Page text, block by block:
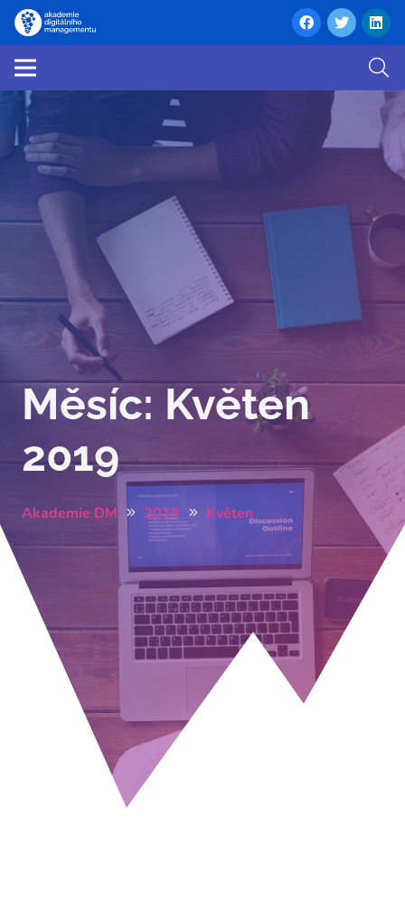
Měsíc: Květen
2019
Akademie DM 2019 Květen